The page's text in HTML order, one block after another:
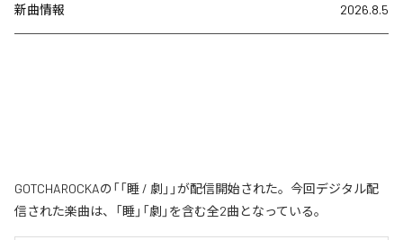
新曲情報 2026.8.5
GOTCHAROCKAの「「睡 / 劇」」が配信開始された。今回デジタル配
信された楽曲は、「睡」「劇」を含む全2曲となっている。